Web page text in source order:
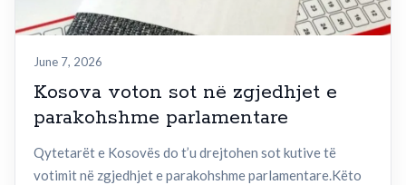
June 7, 2026
Kosova voton sot në zgjedhjet e
parakohshme parlamentare
Qytetarët e Kosovës do t’u drejtohen sot kutive të
votimit në zgjedhjet e parakohshme parlamentare.Këto